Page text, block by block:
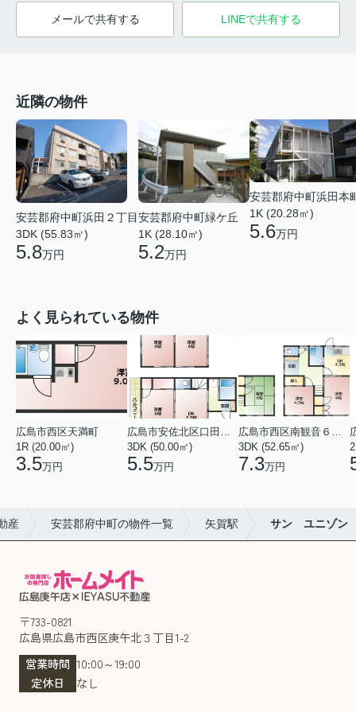
メールで共有する LINEで共有する
近隣の物件
安芸郡府中町浜田２丁目
3DK (55.83㎡)
5.8万円
安芸郡府中町緑ケ丘
1K (28.10㎡)
5.2万円
安芸郡府中町浜田本
1K (20.28㎡)
5.6万円
よく見られている物件
広島市西区天満町
1R (20.00㎡)
3.5万円
3DK (50.00㎡)
5.5万円
3DK (52.65㎡)
7.3万円
産 安芸郡府中町の物件一覧 矢賀駅 サン ユニゾン
〒733-0821
広島県広島市西区庚午北３丁目1-2
営業時間 10:00～19:00
定休日
なし